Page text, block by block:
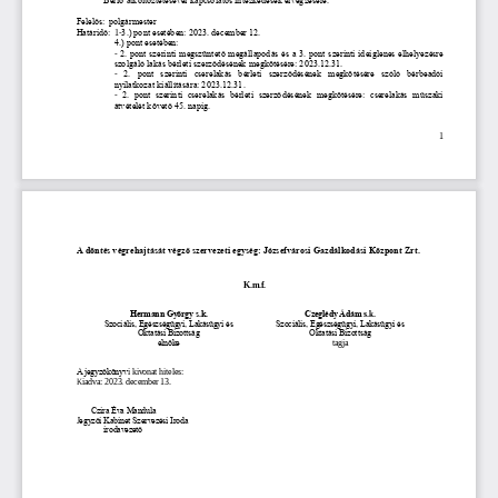
1
Felelős: polgármester
Határidő: 1-3.) pont esetében: 2023. december 12.
4.) pont esetében:
- 2. pont szerinti megszüntető megállapodás és a 3. pont szerinti ideiglenes elhelyezésre
szolgáló lakás bérleti szerződésének megkötésére: 2023.12.31.
-
2.  pont  szerinti  cserelakás  bérleti  szerződésének  megkötésére  szóló  bérbeadói
nyilatkozat kiállítására: 2023.12.31.
- 2.  pont  szerinti  cserelakás  bérleti  szerződésének  megkötésére:  cserelakás  műszaki
átvételét követő 45. napig.
A döntés végrehajtását végző szervezeti egység: Józsefvárosi Gazdálkodási Központ Zrt.
K.m.f.
Hermann György s.k. Czeglédy Ádám s.k.
Szociális, Egészségügyi, Lakásügyi és
Oktatási Bizottság
Szociális, Egészségügyi, Lakásügyi és
Oktatási Bizottság
elnöke
tagja
A jegyzőkönyvi kivonat hiteles:
Kiadva: 2023. december 13.
Czira Éva Mandula
Jegyzői Kabinet Szervezési Iroda
irodavezető